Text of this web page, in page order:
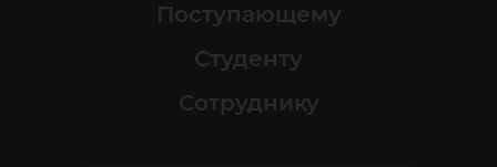
Поступающему
Студенту
Сотруднику